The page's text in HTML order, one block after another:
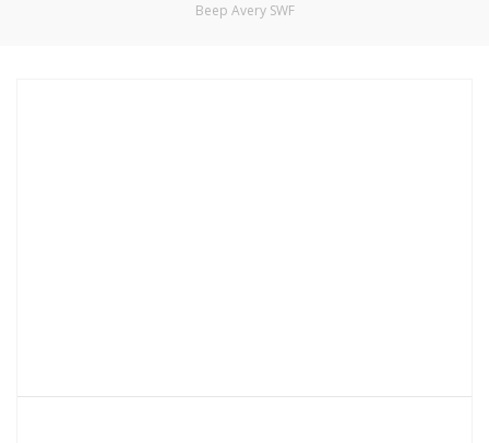
Веер Avery SWF